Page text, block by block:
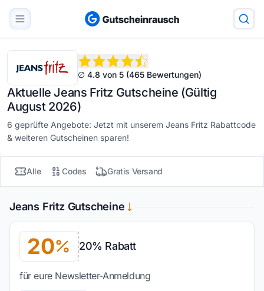
∅ 4.8 von 5 (465 Bewertungen)
Aktuelle Jeans Fritz Gutscheine (Gültig
August 2026)
6 geprüfte Angebote: Jetzt mit unserem Jeans Fritz Rabattcode
& weiteren Gutscheinen sparen!
Alle Codes Gratis Versand
Jeans Fritz Gutscheine
20 20% Rabatt
für eure Newsletter-Anmeldung